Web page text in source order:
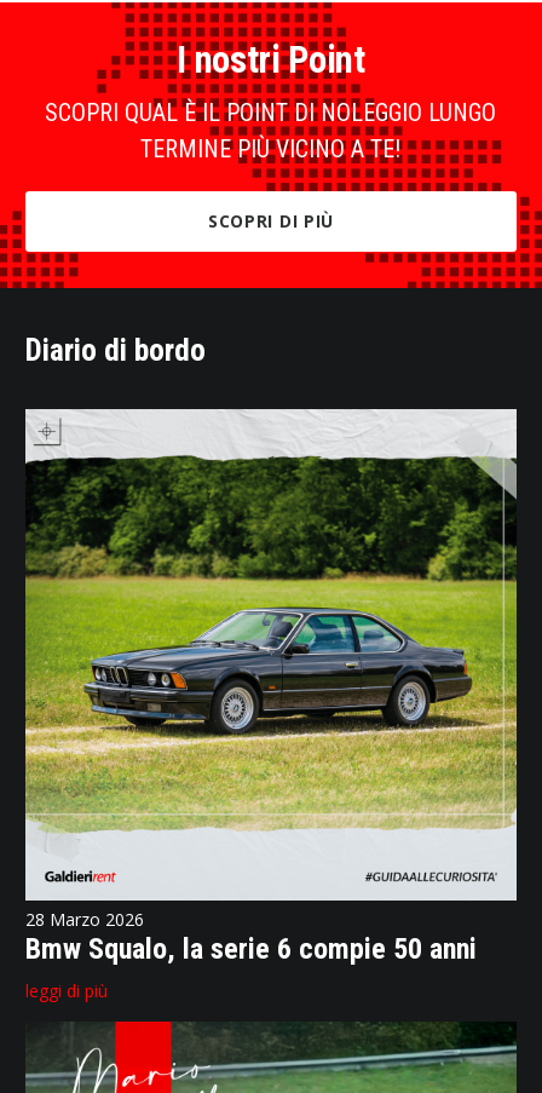
I nostri Point
SCOPRI QUAL È IL POINT DI NOLEGGIO LUNGO
TERMINE PIÙ VICINO A TE!
SCOPRI DI PIÙ
Diario di bordo
28 Marzo 2026
Bmw Squalo, la serie 6 compie 50 anni
leggi di più